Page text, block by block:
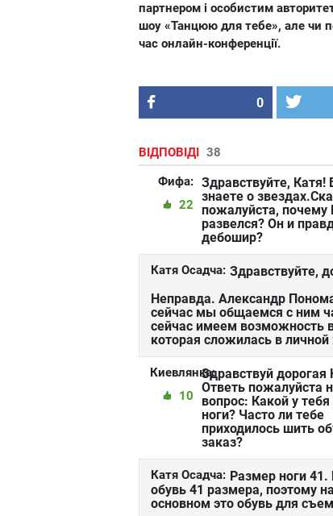
партнером і особистим
шоу «Танцюю для тебе», але чи
час онлайн-конференції.
0
ВІДПОВІДІ 38
Фифа:
22
Здравствуйте, Катя!
знаете о
пожалуйста, почему
развелся? Он и
дебошир?
Катя Осадча: Здравствуйте,
Неправда. Александр
сейчас мы общаемся с ним
сейчас имеем возможность
которая сложилась в
Киевлянка:
10
Здравствуй дорогая
Ответь пожалуйста
вопрос: Какой у
ноги? Часто ли тебе
приходилось шить
заказ?
Катя Осадча: Размер ноги
обувь 41 размера, поэтому
основном это обувь для